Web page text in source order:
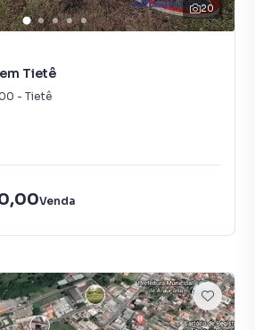
20
Tietê
- Tietê
Venda